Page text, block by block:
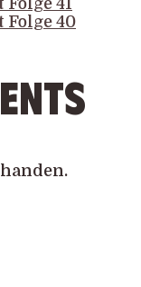
Folge 40